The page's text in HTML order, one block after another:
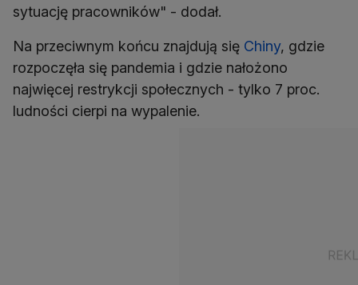
sytuację pracowników" - dodał.
Na przeciwnym końcu znajdują się Chiny, gdzie
rozpoczęła się pandemia i gdzie nałożono
najwięcej restrykcji społecznych - tylko 7 proc.
ludności cierpi na wypalenie.